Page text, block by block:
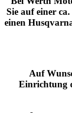
Sie auf einer
einen
Auf
Einrichtung